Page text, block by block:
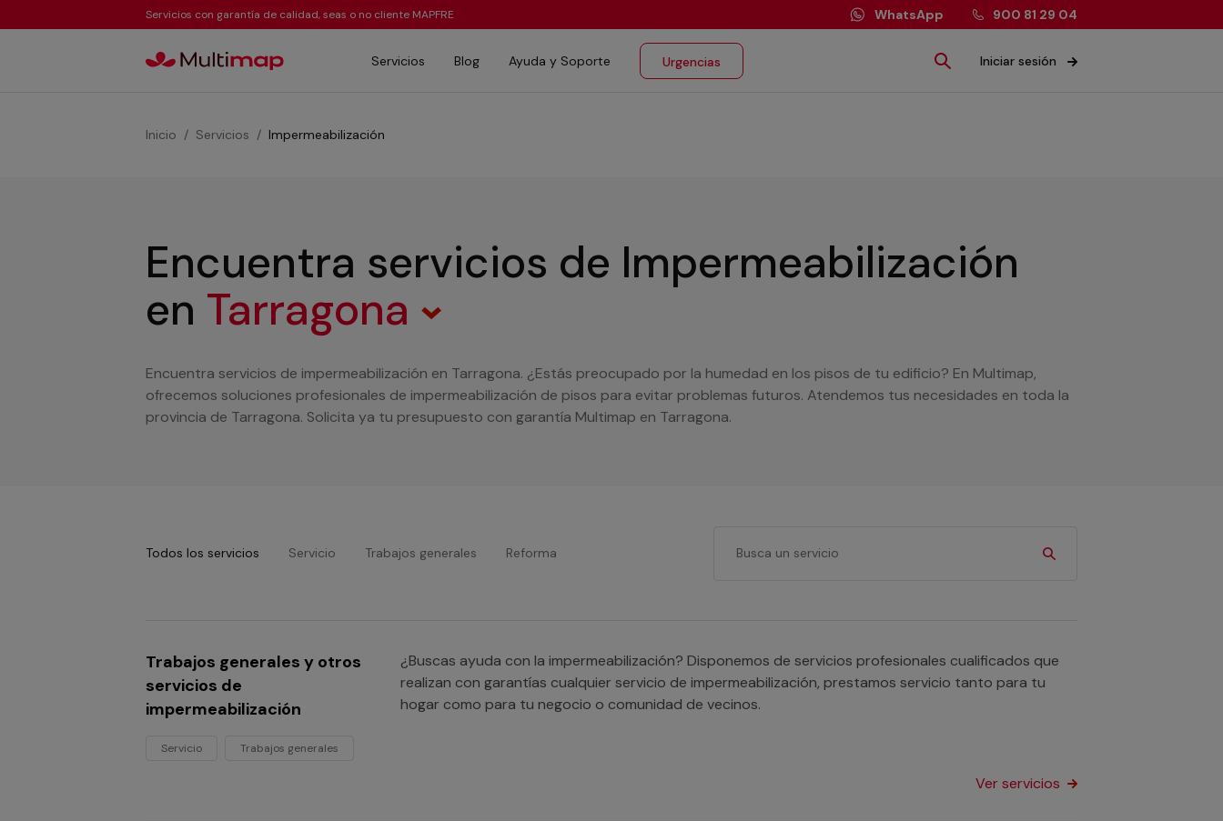
Servicios con garantía de calidad, seas o no cliente MAPFRE WhatsApp 900 81 29 04
Servicios Blog Ayuda y Soporte Urgencias Iniciar sesión
Inicio Servicios Impermeabilización
Encuentra servicios de Impermeabilización
en Tarragona
Encuentra servicios de impermeabilización en Tarragona. ¿Estás preocupado por la humedad en los pisos de tu edificio? En Multimap,
ofrecemos soluciones profesionales de impermeabilización de pisos para evitar problemas futuros. Atendemos tus necesidades en toda la
provincia de Tarragona. Solicita ya tu presupuesto con garantía Multimap en Tarragona.
Todos los servicios Servicio Trabajos generales Reforma
Trabajos generales y otros
servicios de
impermeabilización
Servicio Trabajos generales
¿Buscas ayuda con la impermeabilización? Disponemos de servicios profesionales cualificados que
realizan con garantías cualquier servicio de impermeabilización, prestamos servicio tanto para tu
hogar como para tu negocio o comunidad de vecinos.
Ver servicios